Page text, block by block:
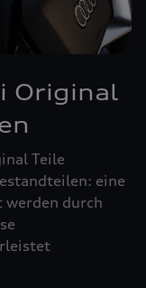
Original
Teile
eine
werden durch